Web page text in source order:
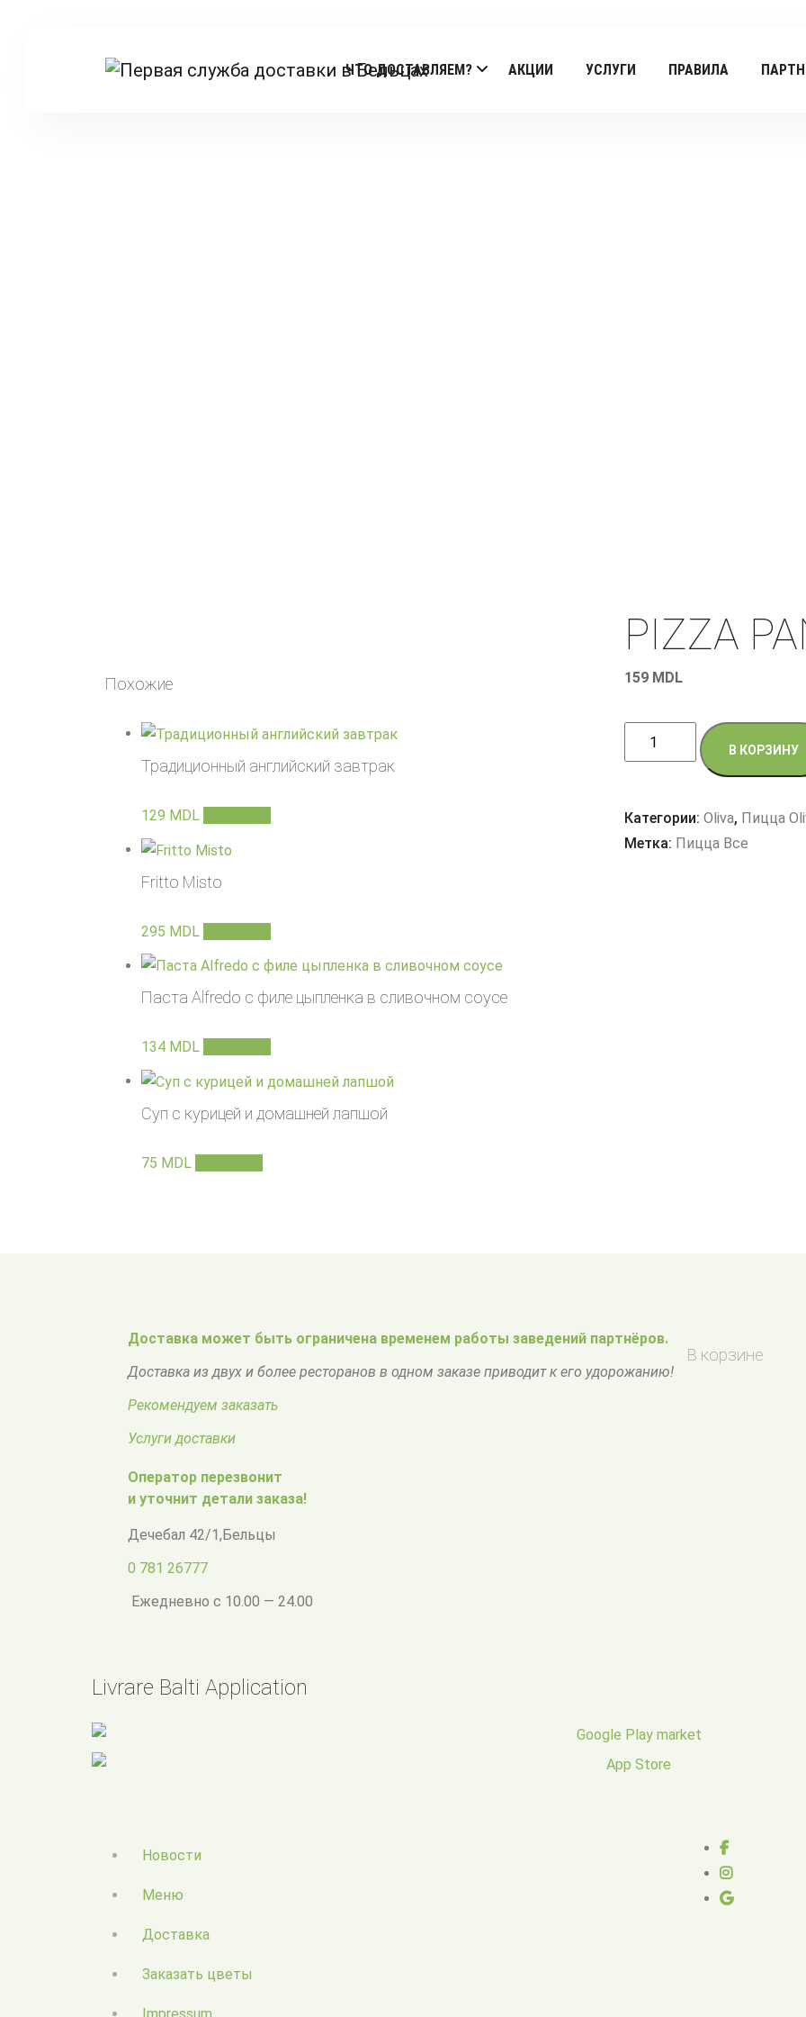
ЧТО ДОСТАВЛЯЕМ? АКЦИИ УСЛУГИ ПРАВИЛА
PIZZA
159 MDL
Количество
товара
PANCETTA
В КОРЗИНУ
Категории:Oliva, Пицца
Метка: Пицца Все
Похожие
Традиционный английский завтрак
129 MDL
Fritto Misto
295 MDL
Паста Alfredo с филе цыпленка в сливочном соусе
134 MDL
Суп с курицей и домашней лапшой
75 MDL
Доставка может быть ограничена временем работы заведений партнёров.
Доставка из двух и более ресторанов в одном заказе приводит к его удорожанию!
Рекомендуем заказать
Услуги доставки
Оператор перезвонит
и уточнит детали заказа!
Дечебал 42/1,Бельцы
0 781 26777
Ежедневно с 10.00 — 24.00
В корзине
Livrare Balti Application
Новости
Меню
Доставка
Заказать цветы